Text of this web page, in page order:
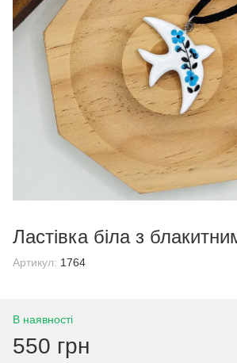
Ластівка біла з
Артикул: 1764
В наявності
550 грн